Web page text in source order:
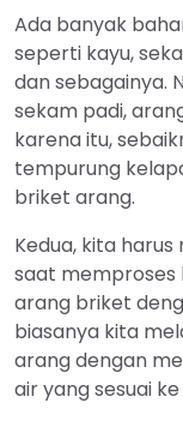
Ada banyak
seperti kayu,
dan sebagainya.
sekam padi,
karena itu,
tempurung
briket arang.
Kedua, kita
saat memproses
arang briket
biasanya kita
arang dengan
air yang sesuai